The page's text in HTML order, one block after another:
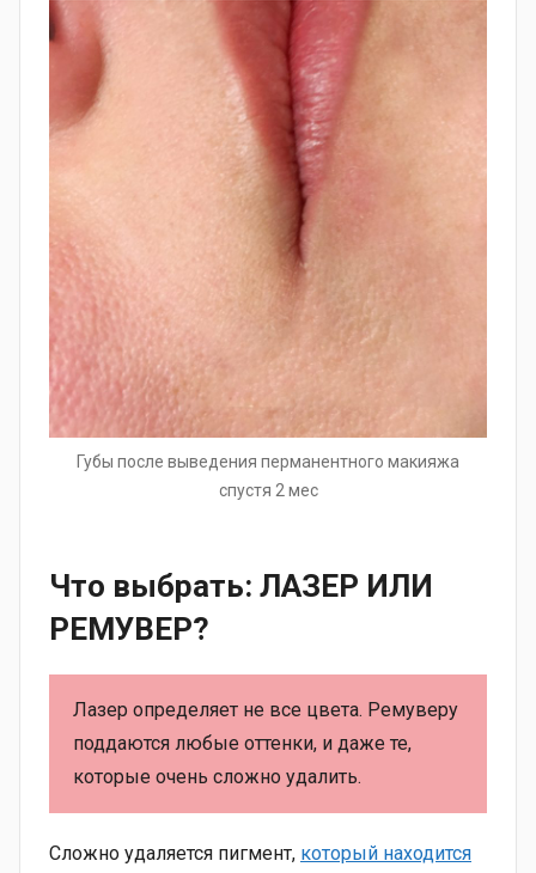
Губы после выведения перманентного макияжа
спустя 2 мес
Что выбрать: ЛАЗЕР ИЛИ
РЕМУВЕР?
Лазер определяет не все цвета. Ремуверу
поддаются любые оттенки, и даже те,
которые очень сложно удалить.
Сложно удаляется пигмент, который находится